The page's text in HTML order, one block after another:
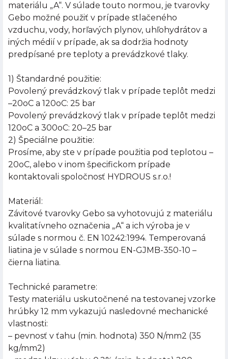
materiálu „A“. V súlade touto normou, je tvarovky
Gebo možné použiť v prípade stlačeného
vzduchu, vody, horľavých plynov, uhľohydrátov a
iných médií v prípade, ak sa dodržia hodnoty
predpísané pre teploty a prevádzkové tlaky.
1) Štandardné použitie:
Povolený prevádzkový tlak v prípade teplôt medzi
–20oC a 120oC: 25 bar
Povolený prevádzkový tlak v prípade teplôt medzi
120oC a 300oC: 20–25 bar
2) Špeciálne použitie:
Prosíme, aby ste v prípade použitia pod teplotou –
20oC, alebo v inom špecifickom prípade
kontaktovali spoločnosť HYDROUS s.r.o.!
Materiál:
Závitové tvarovky Gebo sa vyhotovujú z materiálu
kvalitatívneho označenia „A“ a ich výroba je v
súlade s normou č. EN 10242:1994. Temperovaná
liatina je v súlade s normou EN-GJMB-350-10 –
čierna liatina.
Technické parametre:
Testy materiálu uskutočnené na testovanej vzorke
hrúbky 12 mm vykazujú nasledovné mechanické
vlastnosti:
– pevnosť v ťahu (min. hodnota) 350 N/mm2 (35
kg/mm2)